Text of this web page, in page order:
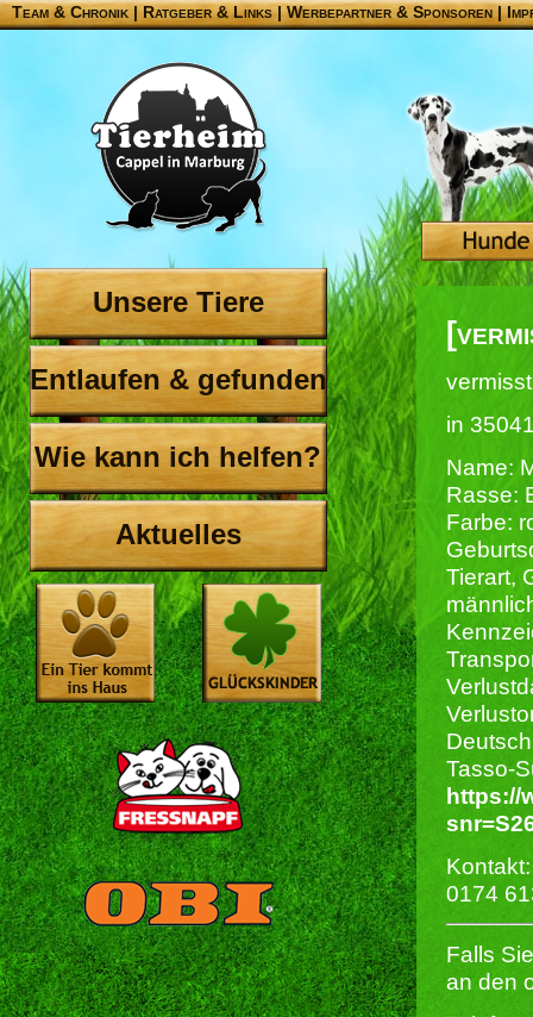
Team & Chronik |Ratgeber & Links|Werbepartner & Sponsoren|
Unsere Tiere
Entlaufen & gefunden
Wie kann ich helfen?
Aktuelles
in
Name:
Rasse:
Farbe:
Tierart,
Tasso-
https://
Kontakt:
0174
Falls
an den